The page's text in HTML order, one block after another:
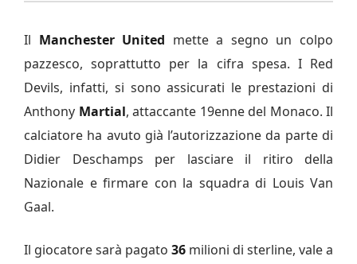
Il Manchester United mette a segno un colpo
pazzesco, soprattutto per la cifra spesa. I Red
Devils, infatti, si sono assicurati le prestazioni di
Anthony Martial, attaccante 19enne del Monaco. Il
calciatore ha avuto già l’autorizzazione da parte di
Didier Deschamps per lasciare il ritiro della
Nazionale e firmare con la squadra di Louis Van
Gaal.
Il giocatore sarà pagato 36 milioni di sterline, vale a